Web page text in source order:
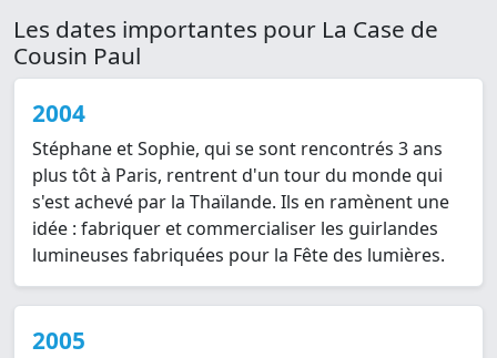
Les dates importantes pour La Case de
Cousin Paul
2004
Stéphane et Sophie, qui se sont rencontrés 3 ans
plus tôt à Paris, rentrent d'un tour du monde qui
s'est achevé par la Thaïlande. Ils en ramènent une
idée : fabriquer et commercialiser les guirlandes
lumineuses fabriquées pour la Fête des lumières.
2005